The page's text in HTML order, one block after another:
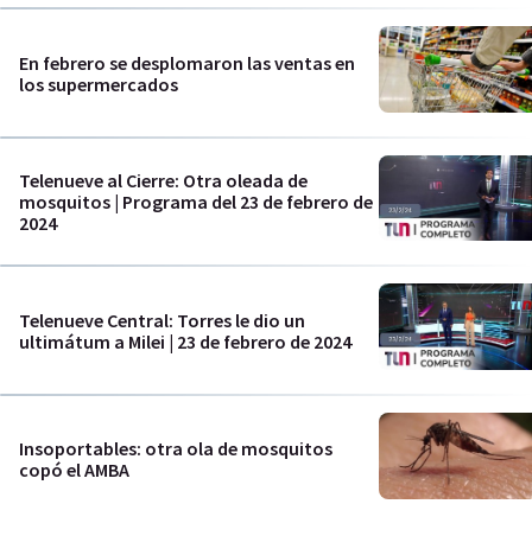
En febrero se desplomaron las ventas en
los supermercados
Telenueve al Cierre: Otra oleada de
mosquitos | Programa del 23 de febrero de
2024
Telenueve Central: Torres le dio un
ultimátum a Milei | 23 de febrero de 2024
Insoportables: otra ola de mosquitos
copó el AMBA